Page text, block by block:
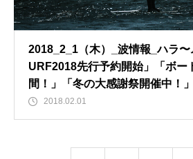
2018_2_1（木）_波情報_ハラ
URF2018先行予約開始」「ボー
間！」「冬の大感謝祭開催中！」
2018.02.01